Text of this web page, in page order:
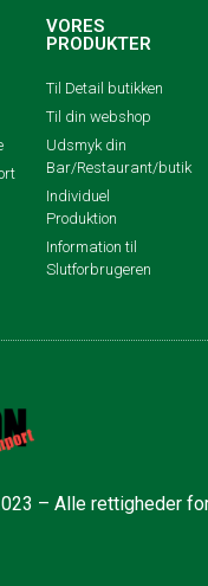
VORES
PRODUKTER
Til Detail butikken
Til din webshop
Udsmyk din
Bar/Restaurant/butik
Individuel
Produktion
Information til
Slutforbrugeren
– Alle rettigheder